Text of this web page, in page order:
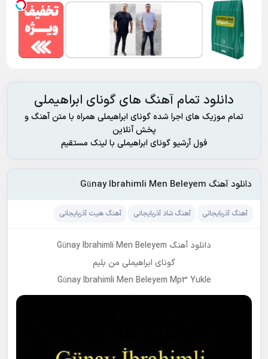
دانلود تمام آهنگ های گونای ابراهیملی
تمام موزیک های اجرا شده گونای ابراهیملی همراه با متن آهنگ و
پخش آنلاین
فول آرشیو گونای ابراهیملی با لینک مستقیم
دانلود آهنگ Günay Ibrahimli Men Beleyem
آهنگ آذربایجانی آهنگ شاد آذربایجانی آهنگ هیت آذربایجانی
دانلود آهنگ Günay Ibrahimli Men Beleyem
گونای ابراهیملی من بلیم
Günay Ibrahimli Men Beleyem Mp3 Yukle